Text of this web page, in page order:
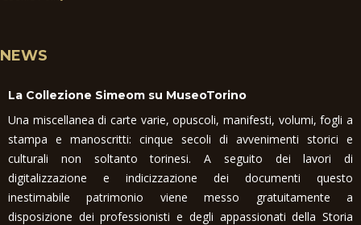
NEWS
La Collezione Simeom su MuseoTorino
Una miscellanea di carte varie, opuscoli, manifesti, volumi, fogli a
stampa e manoscritti: cinque secoli di avvenimenti storici e
culturali non soltanto torinesi. A seguito dei lavori di
digitalizzazione e indicizzazione dei documenti questo
inestimabile patrimonio viene messo gratuitamente a
disposizione dei professionisti e degli appassionati della Storia